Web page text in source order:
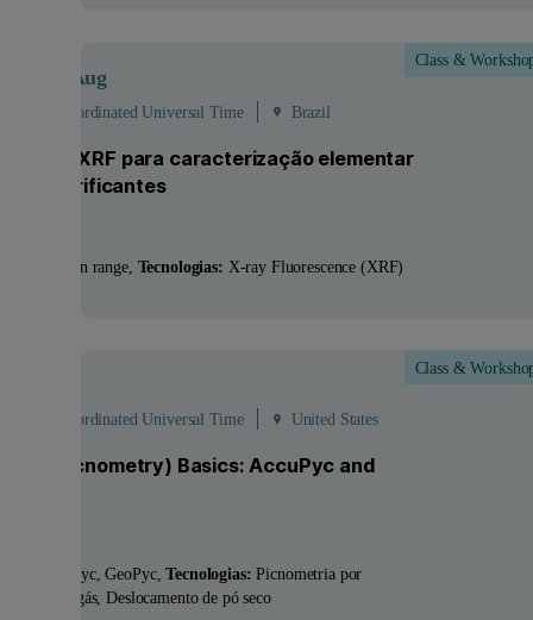
Class &
Aug
- 20:00 Coordinated Universal Time Brazil
de EDXRF para caracterização elementar
lubrificantes
Epsilon range Tecnologias: X-ray Fluorescence (XRF)
Class &
- 21:00 Coordinated Universal Time United States
(Pycnometry) Basics: AccuPyc and
AccuPyc, GeoPyc Tecnologias:Picnometria por
de gás, Deslocamento de pó seco